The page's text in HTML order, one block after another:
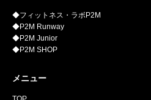
◆フィットネス・ラボP2M
◆P2M Runway
◆P2M Junior
◆P2M SHOP
メニュー